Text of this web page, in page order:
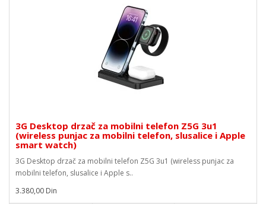
3G Desktop drzač za mobilni telefon Z5G 3u1
(wireless punjac za mobilni telefon, slusalice i Apple
smart watch)
3G Desktop drzač za mobilni telefon Z5G 3u1 (wireless punjac za
mobilni telefon, slusalice i Apple s..
3.380,00 Din